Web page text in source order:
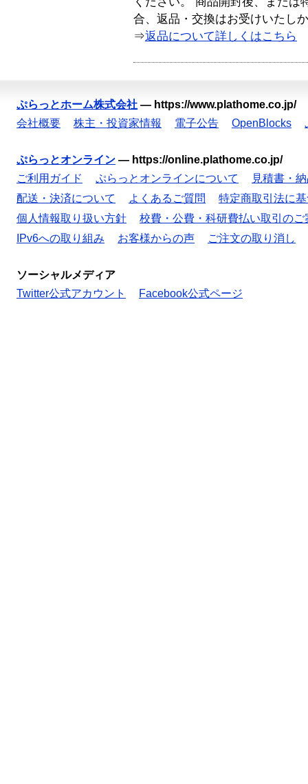
合、返品・交換はお受けいたし
⇒返品について詳しくはこちら
ぷらっとホーム株式会社 — https://www.plathome.co.jp/
会社概要
株主・投資家情報 電子公告 OpenBlocks
ぷらっとオンライン — https://online.plathome.co.jp/
ご利用ガイド
ぷらっとオンラインについて
見積書・
配送・決済について
よくあるご質問
特定商取引法に
個人情報取り扱い方針
校費・公費・科研費払い取引のご
IPv6への取り組み
お客様からの声 ご注文の取り消し
ソーシャルメディア
Twitter公式アカウント
Facebook公式ページ